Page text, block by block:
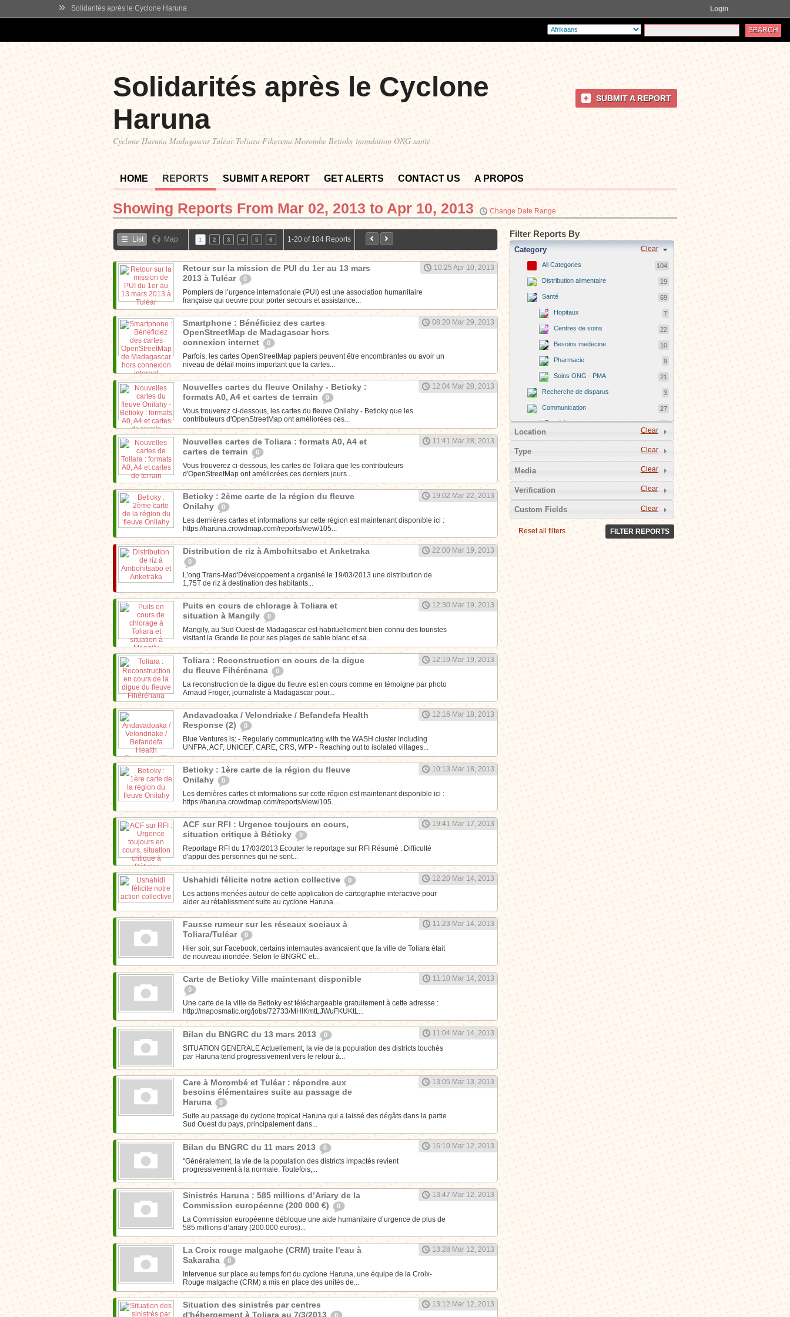
» Solidarités après le Cyclone Haruna Login
Solidarités après le Cyclone
Haruna
Cyclone Haruna Madagascar Tulear Toliara Fiherena Morombe Betioky inondation ONG santé
SUBMIT A REPORT
HOME REPORTS SUBMIT A REPORT GET ALERTS CONTACT US A PROPOS
Showing Reports From Mar 02, 2013 to Apr 10, 2013 Change Date Range
List Map 1 2 3 4 5 6 1-20 of 104 Reports
Retour sur la mission de PUI du 1er au 13 mars
2013 à Tuléar
0
10:25 Apr 10, 2013
Pompiers de l’urgence internationale (PUI) est une association humanitaire
française qui oeuvre pour porter secours et assistance...
Smartphone : Bénéficiez des cartes
OpenStreetMap de Madagascar hors
connexion internet
0
08:20 Mar 29, 2013
Parfois, les cartes OpenStreetMap papiers peuvent être encombrantes ou avoir un
niveau de détail moins important que la cartes...
Nouvelles cartes du fleuve Onilahy - Betioky :
formats A0, A4 et cartes de terrain
0
12:04 Mar 28, 2013
Vous trouverez ci-dessous, les cartes du fleuve Onilahy - Betioky que les
contributeurs d'OpenStreetMap ont améliorées ces...
Nouvelles cartes de Toliara : formats A0, A4 et
cartes de terrain
0
11:41 Mar 28, 2013
Vous trouverez ci-dessous, les cartes de Toliara que les contributeurs
d'OpenStreetMap ont améliorées ces derniers jours....
Betioky : 2ème carte de la région du fleuve
Onilahy
0
19:02 Mar 22, 2013
Les dernières cartes et informations sur cette région est maintenant disponible ici :
https://haruna.crowdmap.com/reports/view/105...
Distribution de riz à Ambohitsabo et Anketraka
0
22:00 Mar 19, 2013
L'ong Trans-Mad'Développement a organisé le 19/03/2013 une distribution de
1,75T de riz à destination des habitants...
Puits en cours de chlorage à Toliara et
situation à Mangily
0
12:30 Mar 19, 2013
Mangily, au Sud Ouest de Madagascar est habituellement bien connu des touristes
visitant la Grande Ile pour ses plages de sable blanc et sa...
Toliara : Reconstruction en cours de la digue
du fleuve Fihérénana
0
12:19 Mar 19, 2013
La reconstruction de la digue du fleuve est en cours comme en témoigne par photo
Arnaud Froger, journaliste à Madagascar pour...
Andavadoaka / Velondriake / Befandefa Health
Response (2)
0
12:16 Mar 18, 2013
Blue Ventures is: - Regularly communicating with the WASH cluster including
UNFPA, ACF, UNICEF, CARE, CRS, WFP - Reaching out to isolated villages...
Betioky : 1ère carte de la région du fleuve
Onilahy
0
10:13 Mar 18, 2013
Les dernières cartes et informations sur cette région est maintenant disponible ici :
https://haruna.crowdmap.com/reports/view/105...
ACF sur RFI : Urgence toujours en cours,
situation critique à Bétioky
0
19:41 Mar 17, 2013
Reportage RFI du 17/03/2013 Ecouter le reportage sur RFI Résumé : Difficulté
d'appui des personnes qui ne sont...
Ushahidi félicite notre action collective 0
12:20 Mar 14, 2013
Les actions menées autour de cette application de cartographie interactive pour
aider au rétablissment suite au cyclone Haruna...
Fausse rumeur sur les réseaux sociaux à
Toliara/Tuléar
0
11:23 Mar 14, 2013
Hier soir, sur Facebook, certains internautes avancaient que la ville de Toliara était
de nouveau inondée. Selon le BNGRC et...
Carte de Betioky Ville maintenant disponible
0
11:10 Mar 14, 2013
Une carte de la ville de Betioky est téléchargeable gratuitement à cette adresse :
http://maposmatic.org/jobs/72733/MHlKmtLJWuFKUKtL...
Bilan du BNGRC du 13 mars 2013 0
11:04 Mar 14, 2013
SITUATION GENERALE Actuellement, la vie de la population des districts touchés
par Haruna tend progressivement vers le retour à...
Care à Morombé et Tuléar : répondre aux
besoins élémentaires suite au passage de
Haruna
0
13:05 Mar 13, 2013
Suite au passage du cyclone tropical Haruna qui a laissé des dégâts dans la partie
Sud Ouest du pays, principalement dans...
Bilan du BNGRC du 11 mars 2013 0
16:10 Mar 12, 2013
"Généralement, la vie de la population des districts impactés revient
progressivement à la normale. Toutefois,...
Sinistrés Haruna : 585 millions d’Ariary de la
Commission européenne (200 000 €)
0
13:47 Mar 12, 2013
La Commission européenne débloque une aide humanitaire d’urgence de plus de
585 millions d’ariary (200.000 euros)...
La Croix rouge malgache (CRM) traite l'eau à
Sakaraha
0
13:28 Mar 12, 2013
Intervenue sur place au temps fort du cyclone Haruna, une équipe de la Croix-
Rouge malgache (CRM) a mis en place des unités de...
Situation des sinistrés par centres
d'hébergement à Toliara au 7/3/2013
0
13:12 Mar 12, 2013
Filter Reports By
Clear
Category
All Categories 104
Distribution alimentaire 19
Santé 69
Hopitaux 7
Centres de soins 22
Besoins medecine 10
Pharmacie 9
Soins ONG - PMA 21
Recherche de disparus 3
Communication 27
Téléphonie mobile 10
Internet 17
29
Reconstruction 19
Hébergements des sinistrés
Générosité privée 2
Centres officiels 33
Autres
Clear
Location
Clear
Type
Clear
Media
Clear
Verification
Clear
Custom Fields
Reset all filters FILTER REPORTS